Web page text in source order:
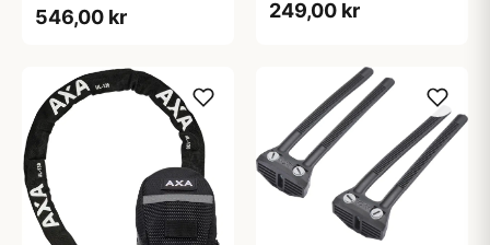
546,00 kr 249,00 kr